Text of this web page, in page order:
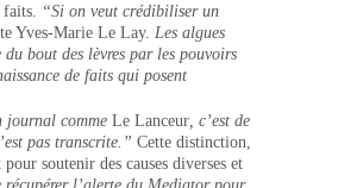
“Si on veut crédibiliser un
Yves-Marie Le Lay. Les algues
bout des lèvres par les pouvoirs
de faits qui posent
journal comme Le Lanceur, c’est de
pas transcrite.” Cette distinction,
soutenir des causes diverses et